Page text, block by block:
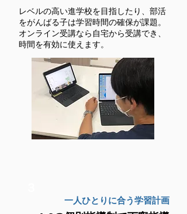
レベルの高い進学校を目指したり、部活
をがんばる子は学習時間の確保が課題。
オンライン受講なら自宅から受講でき、
時間を有効に使えます。
一人ひとりに合う学習計画